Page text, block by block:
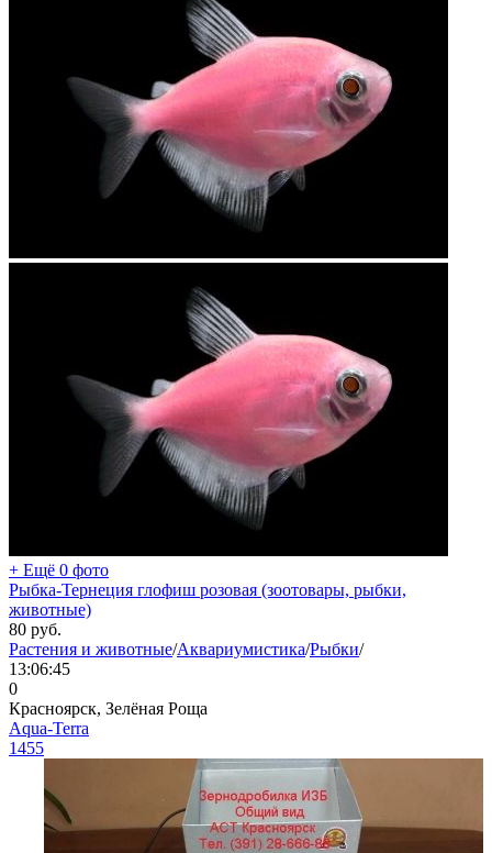
+ Ещё 0 фото
Рыбка-Тернеция глофиш розовая (зоотовары, рыбки,
животные)
80 руб.
Растения и животные/Аквариумистика/Рыбки/
13:06:45
0
Красноярск, Зелёная Роща
Aqua-Terra
1455